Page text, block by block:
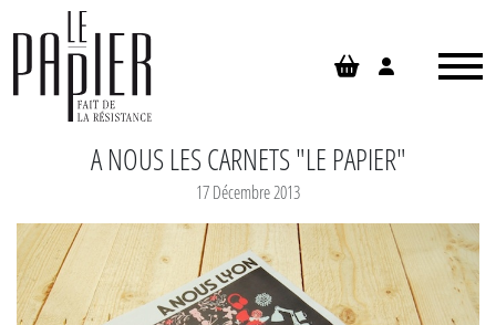
A NOUS LES CARNETS "LE PAPIER"
17 Décembre 2013
Panneau de gestion des cookies